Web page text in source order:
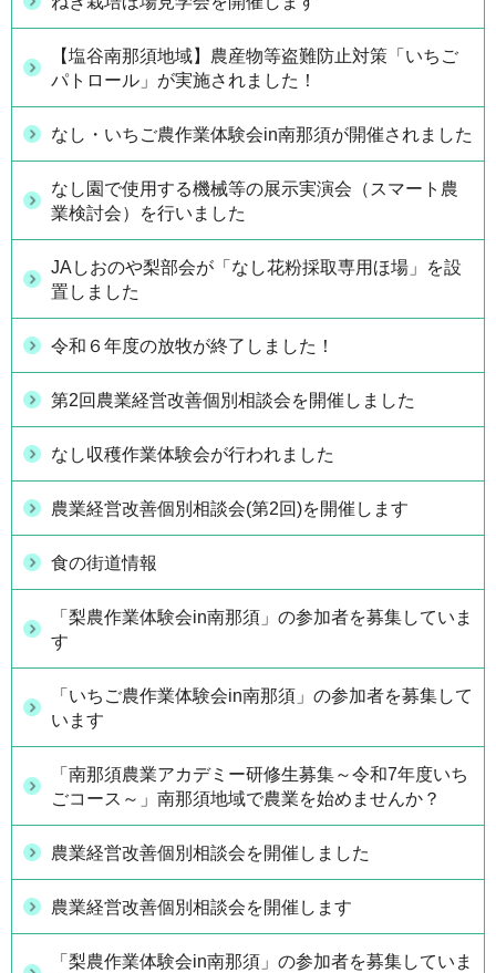
【塩谷南那須地域】農産物等盗難防止対策「いちご
パトロール」が実施されました！
なし・いちご農作業体験会in南那須が開催されました
なし園で使用する機械等の展示実演会（スマート農
業検討会）を行いました
JAしおのや梨部会が「なし花粉採取専用ほ場」を設
置しました
令和６年度の放牧が終了しました！
第2回農業経営改善個別相談会を開催しました
なし収穫作業体験会が行われました
農業経営改善個別相談会(第2回)を開催します
食の街道情報
「梨農作業体験会in南那須」の参加者を募集していま
す
「いちご農作業体験会in南那須」の参加者を募集して
います
「南那須農業アカデミー研修生募集～令和7年度いち
ごコース～」南那須地域で農業を始めませんか？
農業経営改善個別相談会を開催しました
農業経営改善個別相談会を開催します
「梨農作業体験会in南那須」の参加者を募集していま